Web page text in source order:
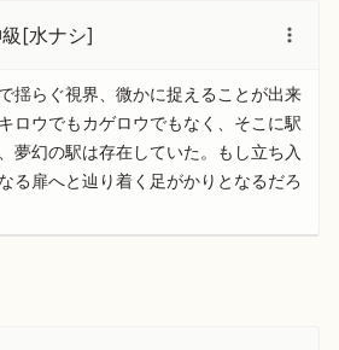
[水ナシ]
揺らぐ視界、微かに捉えることが出来
ロウでもカゲロウでもなく、そこに駅
夢幻の駅は存在していた。もし立ち入
る扉へと辿り着く足がかりとなるだろ